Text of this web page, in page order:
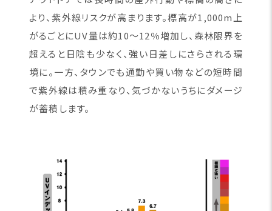
より、紫外線リスクが高まります。標高が1,000m上
がるごとにUV量は約10〜12％増加し、森林限界を
超えると日陰も少なく、強い日差しにさらされる環
境に。一方、タウンでも通勤や買い物などの短時間
で紫外線は積み重なり、気づかないうちにダメージ
が蓄積します。